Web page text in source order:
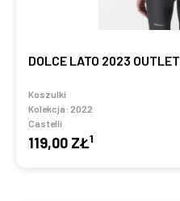
DOLCE LATO 2023 OUTLET
Koszulki
Kolekcja: 2022
Castelli
119,00 ZŁ1